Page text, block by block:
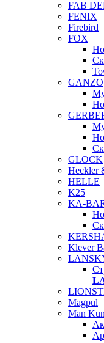
FAB
FENIX
Firebird
FOX
GANZO
GLOCK
Heckler
HELLE
K25
KA-
Klever
Magpul
Man